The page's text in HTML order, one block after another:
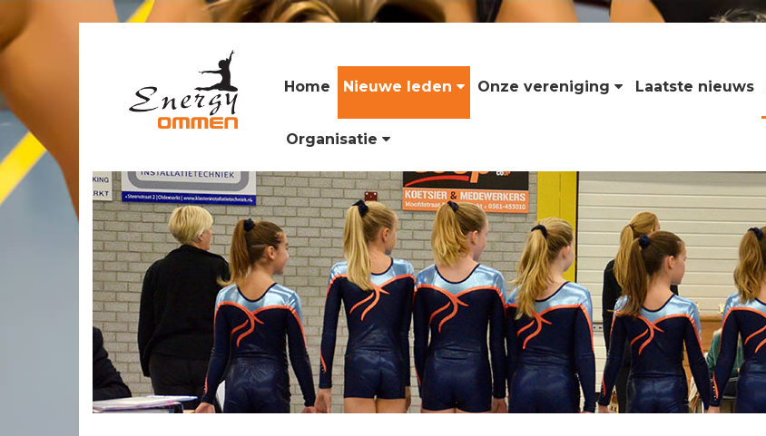
Home Nieuwe leden Onze vereniging Laatste nieuws
Organisatie